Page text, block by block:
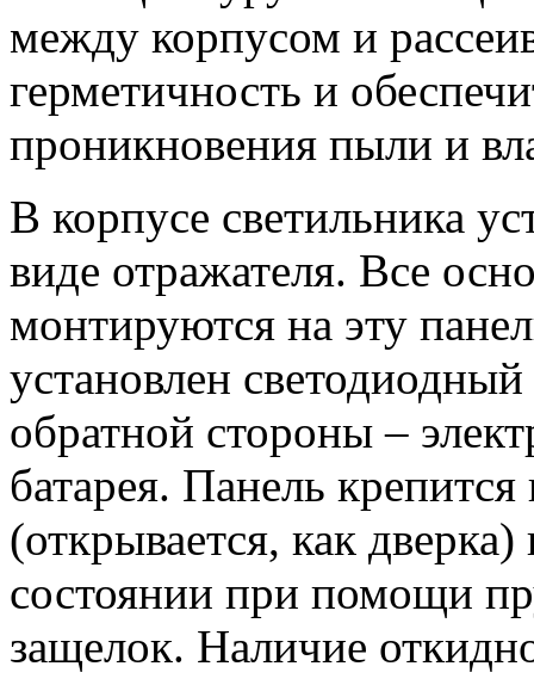
между корпусом и
герметичность и
проникновения пыли и
В корпусе светильника
виде отражателя. Все
монтируются на эту
установлен
обратной стороны –
батарея. Панель
(открывается, как
состоянии при помощи
защелок. Наличие